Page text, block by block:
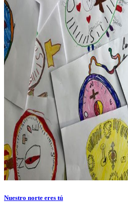
Nuestro norte eres tú